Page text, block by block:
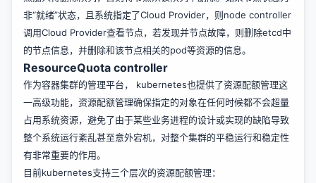
非“就绪”状态，且系统指定了Cloud Provider，则node controller
调用Cloud Provider查看节点，若发现并节点故障，则删除etcd中
的节点信息，并删除和该节点相关的pod等资源的信息。
ResourceQuota controller
作为容器集群的管理平台， kubernetes也提供了资源配额管理这
一高级功能，资源配额管理确保指定的对象在任何时候都不会超量
占用系统资源，避免了由于某些业务进程的设计或实现的缺陷导致
整个系统运行紊乱甚至意外宕机，对整个集群的平稳运行和稳定性
有非常重要的作用。
目前kubernetes支持三个层次的资源配额管理：